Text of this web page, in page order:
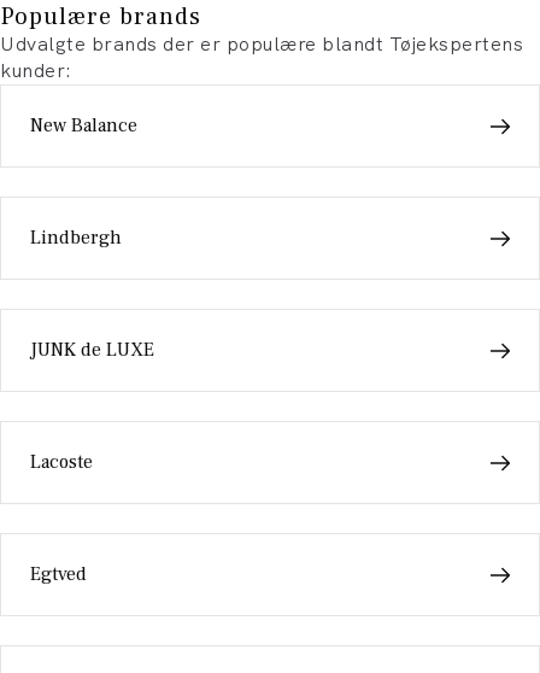
Populære brands
Udvalgte brands der er populære blandt Tøjekspertens
kunder:
New Balance
Lindbergh
JUNK de LUXE
Lacoste
Egtved